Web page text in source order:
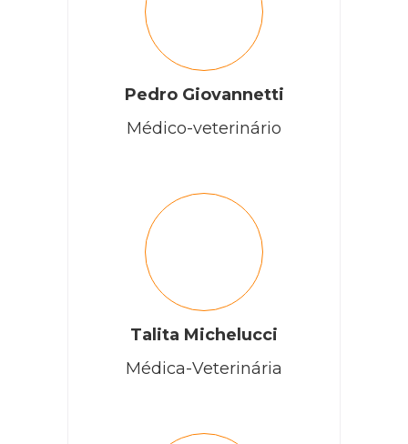
Pedro Giovannetti
Médico-veterinário
Talita Michelucci
Médica-Veterinária